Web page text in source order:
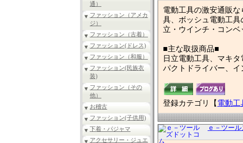
通）
ファッション（アメカ
ジ）
ファッション（古着）
ファッション(ドレス)
ファッション（和服）
ファッション(民族衣
装)
ファッション（その
他）
お稽古
ファッション(子供用)
下着・パジャマ
アクセサリー・ジュエ
電動工具の激安通販
具、ボッシュ電動工
立・ウインチ・コンベ
■主な取扱商品■
日立電動工具、マキ
パクトドライバー、
登録カテゴリ【 電動工
ｅ－ツー